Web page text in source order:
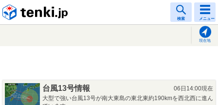
検索 メニュー
現在地
台風13号情報
06日14:00現在
大型で強い台風13号が南大東島の東北東約190kmを西北西に進ん